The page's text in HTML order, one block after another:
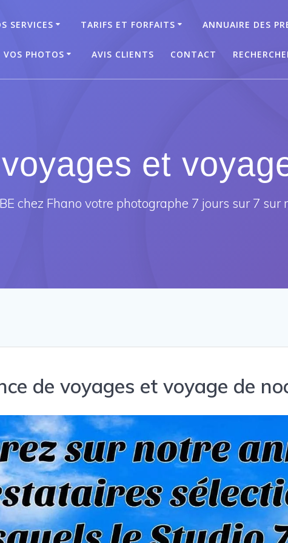
SERVICES TARIFS ET FORFAITS ANNUAIRE DES
PHOTOS AVIS CLIENTS CONTACT
et
chez Fhano votre photographe 7 jours sur 7 sur
de voyages et voyage de